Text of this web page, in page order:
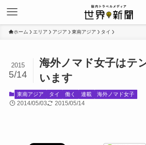
ホーム エリア アジア 東南アジア タイ
海外ノマド女子はテ
います
2015
5/14
東南アジア タイ 働く 連載 海外ノマド女子
2014/05/03 2015/05/14